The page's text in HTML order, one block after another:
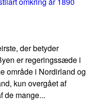
der betyder
er regeringssæde i
område i Nordirland og
kun overgået af
de mange...